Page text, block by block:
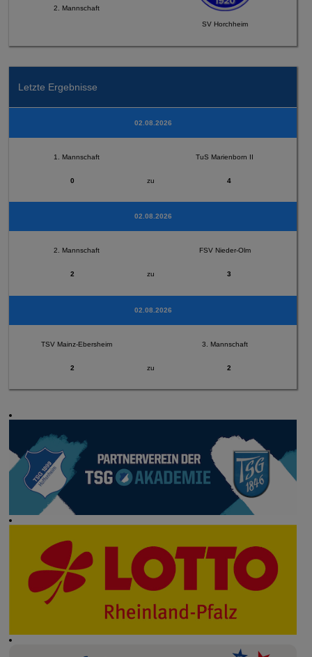
2. Mannschaft
SV Horchheim
Letzte Ergebnisse
02.08.2026
1. Mannschaft TuS Marienborn II
0 zu 4
02.08.2026
2. Mannschaft FSV Nieder-Olm
2 zu 3
02.08.2026
TSV Mainz-Ebersheim 3. Mannschaft
2 zu 2